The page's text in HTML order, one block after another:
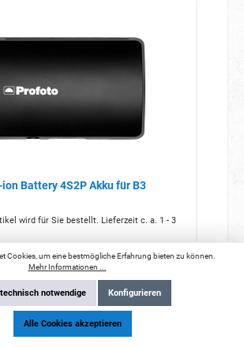
Battery 4S2P Akku für B3
wird für Sie bestellt. Lieferzeit c. a. 1 - 3
Cookies, um eine bestmögliche Erfahrung bieten zu können.
Mehr Informationen ...
notwendige Konfigurieren
Alle Cookies akzeptieren